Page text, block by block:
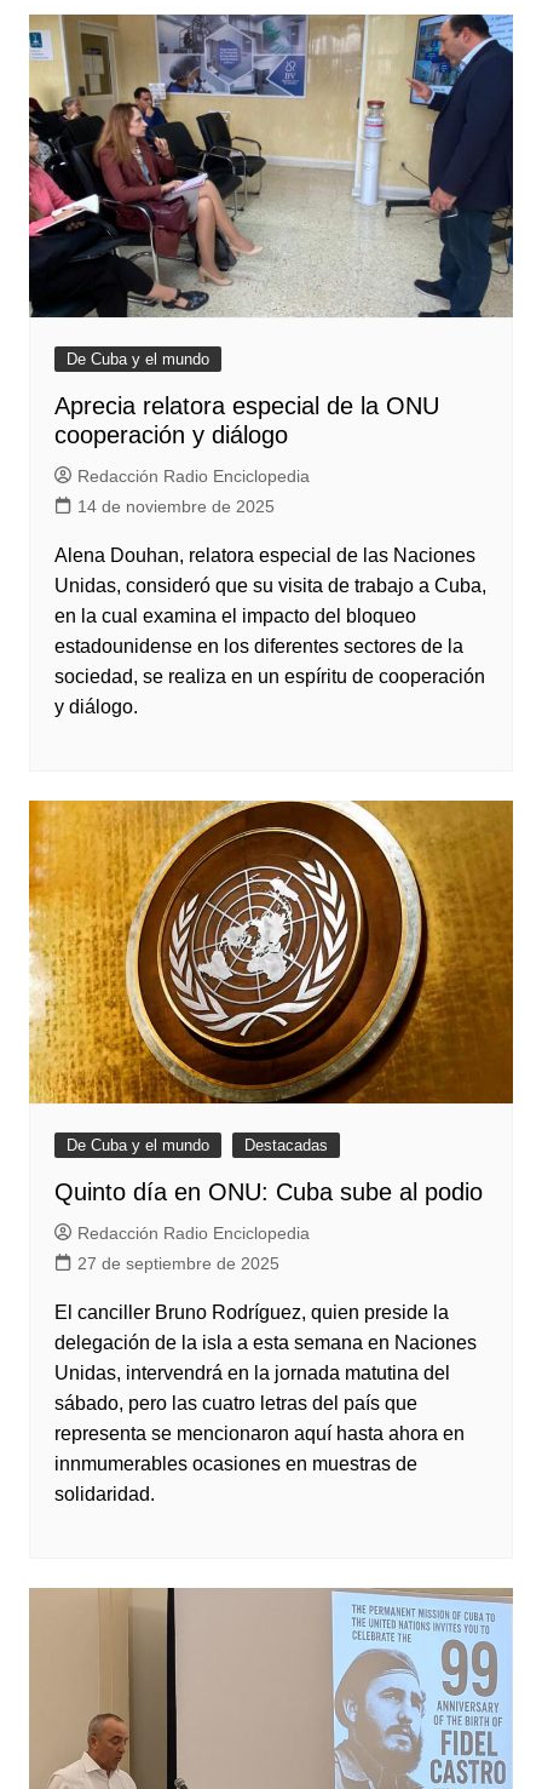
De Cuba y el mundo
Aprecia relatora especial de la ONU
cooperación y diálogo
Redacción Radio Enciclopedia
14 de noviembre de 2025
Alena Douhan, relatora especial de las Naciones
Unidas, consideró que su visita de trabajo a Cuba,
en la cual examina el impacto del bloqueo
estadounidense en los diferentes sectores de la
sociedad, se realiza en un espíritu de cooperación
y diálogo.
De Cuba y el mundo Destacadas
Quinto día en ONU: Cuba sube al podio
Redacción Radio Enciclopedia
27 de septiembre de 2025
El canciller Bruno Rodríguez, quien preside la
delegación de la isla a esta semana en Naciones
Unidas, intervendrá en la jornada matutina del
sábado, pero las cuatro letras del país que
representa se mencionaron aquí hasta ahora en
innmumerables ocasiones en muestras de
solidaridad.